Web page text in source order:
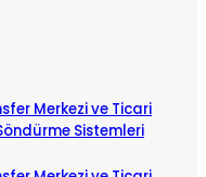
Merkezi ve Ticari
Sistemleri